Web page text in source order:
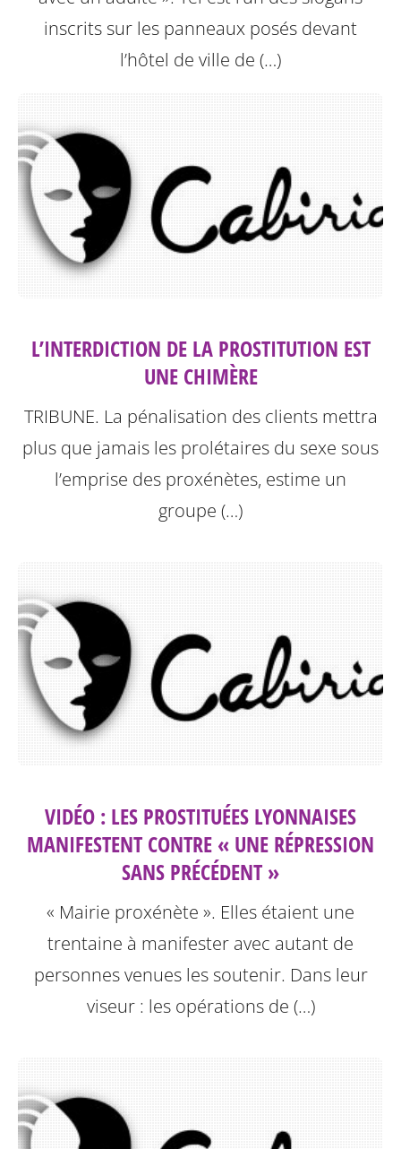
inscrits sur les panneaux posés devant
l’hôtel de ville de (…)
L’INTERDICTION DE LA PROSTITUTION EST
UNE CHIMÈRE
TRIBUNE. La pénalisation des clients mettra
plus que jamais les prolétaires du sexe sous
l’emprise des proxénètes, estime un
groupe (…)
VIDÉO : LES PROSTITUÉES LYONNAISES
MANIFESTENT CONTRE « UNE RÉPRESSION
SANS PRÉCÉDENT »
« Mairie proxénète ». Elles étaient une
trentaine à manifester avec autant de
personnes venues les soutenir. Dans leur
viseur : les opérations de (…)